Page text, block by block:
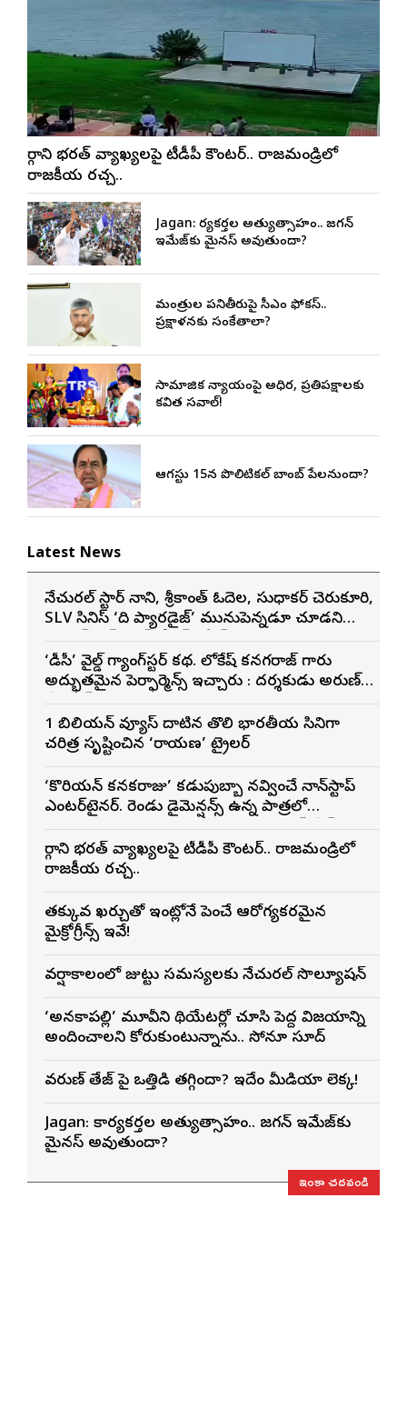
మార్గాని భరత్ వ్యాఖ్యలపై టీడీపీ కౌంటర్.. రాజమండ్రిలో
రాజకీయ రచ్చ..
Jagan: కార్యకర్తల అత్యుత్సాహం.. జగన్
ఇమేజ్‌కు మైనస్ అవుతుందా?
మంత్రుల పనితీరుపై సీఎం ఫోకస్..
ప్రక్షాళనకు సంకేతాలా?
సామాజిక న్యాయంపై అధికార, ప్రతిపక్షాలకు
కవిత సవాల్!
ఆగస్టు 15న పొలిటికల్ బాంబ్ పేలనుందా?
Latest News
నేచురల్ స్టార్ నాని, శ్రీకాంత్ ఓదెల, సుధాకర్ చెరుకూరి,
SLV సినిమాస్ ‘ది ప్యారడైజ్’ మునుపెన్నడూ చూడని
‘డీసీ’ వైల్డ్ గ్యాంగ్‌స్టర్ కథ. లోకేష్ కనగరాజ్ గారు
అద్భుతమైన పెర్ఫార్మెన్స్ ఇచ్చారు : దర్శకుడు అరుణ్
1 బిలియన్ వ్యూస్ దాటిన తొలి భారతీయ సినిమాగా
చరిత్ర సృష్టించిన ‘రామాయణ’ ట్రైలర్
‘కొరియన్ కనకరాజు’ కడుపుబ్బా నవ్వించే నాన్‌స్టాప్
ఎంటర్‌టైనర్. రెండు డైమెన్షన్స్ ఉన్న పాత్రలో
మార్గాని భరత్ వ్యాఖ్యలపై టీడీపీ కౌంటర్.. రాజమండ్రిలో
రాజకీయ రచ్చ..
తక్కువ ఖర్చుతో ఇంట్లోనే పెంచే ఆరోగ్యకరమైన
మైక్రోగ్రీన్స్ ఇవే!
వర్షాకాలంలో జుట్టు సమస్యలకు నేచురల్ సొల్యూషన్
‘అనకాపల్లి’ మూవీని థియేటర్లో చూసి పెద్ద విజయాన్ని
అందించాలని కోరుకుంటున్నాను.. సోనూ సూద్
వరుణ్ తేజ్‌ పై ఒత్తిడి తగ్గిందా? ఇదేం మీడియా లెక్క!
Jagan: కార్యకర్తల అత్యుత్సాహం.. జగన్ ఇమేజ్‌కు
మైనస్ అవుతుందా?
ఇంకా చదవండి